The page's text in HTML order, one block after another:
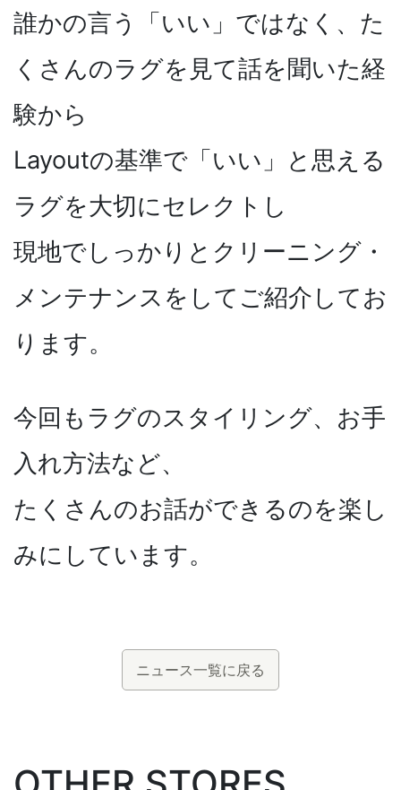
誰かの言う「いい」ではなく、た
くさんのラグを見て話を聞いた経
験から
Layoutの基準で「いい」と思える
ラグを大切にセレクトし
現地でしっかりとクリーニング・
メンテナンスをしてご紹介してお
ります。
今回もラグのスタイリング、お手
入れ方法など、
たくさんのお話ができるのを楽し
みにしています。
ニュース一覧に戻る